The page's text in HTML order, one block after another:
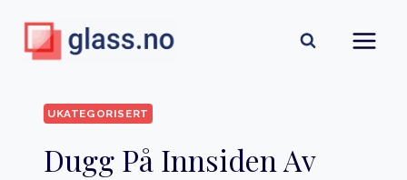
content
UKATEGORISERT
Dugg På Innsiden Av